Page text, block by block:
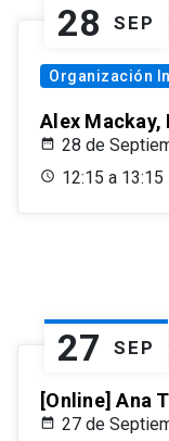
28 SEP
Organización
Alex Mackay,
28 de
12:15 a 13:15
27 SEP
[Online] Ana
27 de